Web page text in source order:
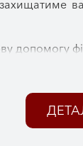
допомогу
з